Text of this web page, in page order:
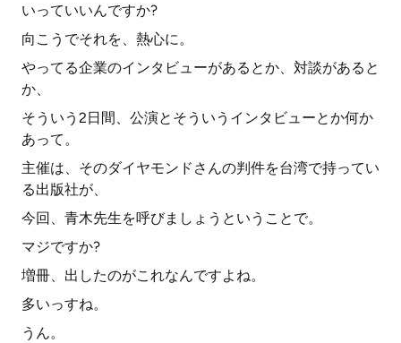
いっていいんですか?
向こうでそれを、熱心に。
やってる企業のインタビューがあるとか、対談があると
か、
そういう2日間、公演とそういうインタビューとか何か
あって。
主催は、そのダイヤモンドさんの判件を台湾で持ってい
る出版社が、
今回、青木先生を呼びましょうということで。
マジですか?
増冊、出したのがこれなんですよね。
多いっすね。
うん。